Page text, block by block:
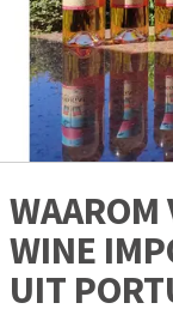
WAAROM
WINE
UIT